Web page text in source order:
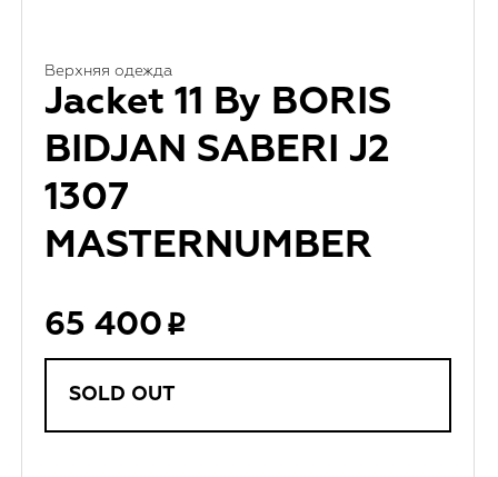
Верхняя одежда
Jacket 11 By BORIS
BIDJAN SABERI J2
1307
MASTERNUMBER
65 400
SOLD OUT